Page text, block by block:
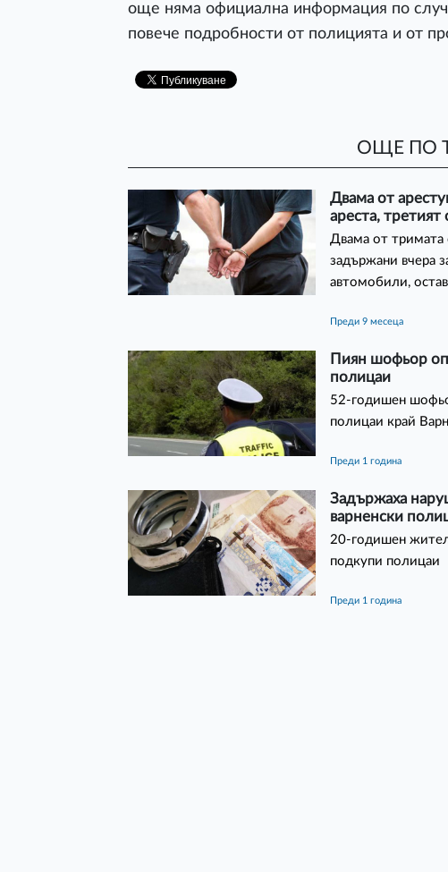
още няма официална информация по
повече подробности от полицията и от
ОЩЕ ПО
Двама от
ареста, третият
Двама от тримата
задържани вчера
автомобили,
преди 9 месеца
Пиян шофьор
полицаи
52-годишен
полицаи край
преди 1 година
Задържаха
варненски
20-годишен жител
подкупи полицаи
преди 1 година